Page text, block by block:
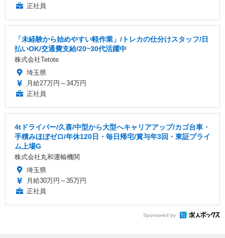
正社員
「未経験から始めやすい軽作業」/トレカの仕分けスタッフ/日
払いOK/交通費支給/20~30代活躍中
株式会社Tetote
埼玉県
月給27万円～34万円
正社員
4tドライバー/久喜/中型から大型へキャリアアップ/カゴ台車・
手積みほぼゼロ/年休120日・毎日帰宅/賞与年3回・東証プライ
ム上場G
株式会社丸和運輸機関
埼玉県
月給30万円～35万円
正社員
Sponsored by